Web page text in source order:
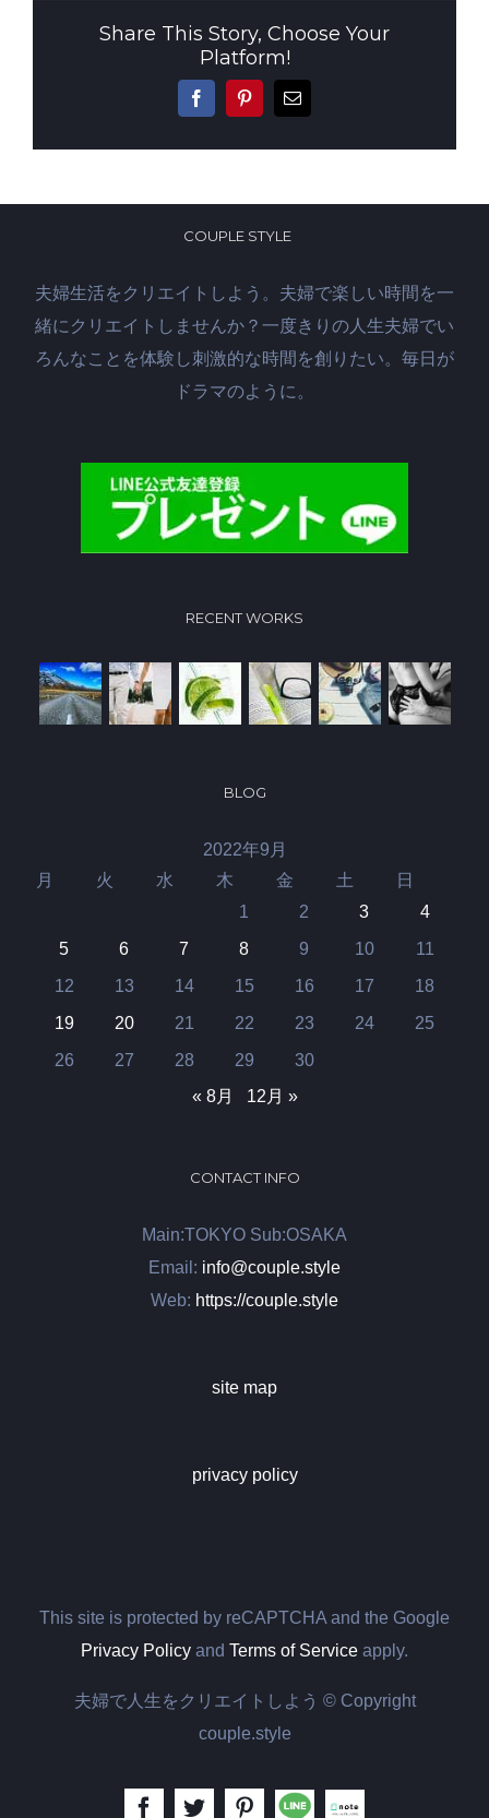
Share This Story, Choose Your
Platform!
FacebookPinterest電
子
ー
COUPLE STYLE
夫婦生活をクリエイトしよう。夫婦で楽しい時間を一
緒にクリエイトしませんか？一度きりの人生夫婦でい
ろんなことを体験し刺激的な時間を創りたい。毎日が
ドラマのように。
RECENT WORKS
BLOG
2022年9月
月 火 水 木 金 土 日
1 2 3
4
5
6 7 8 9 10
11
12
13 14 15 16 17
18
19
20 21 22 23 24
25
26
27 28 29
30
« 8月
12月 »
CONTACT INFO
Main:TOKYO Sub:OSAKA
Email: info@couple.style
Web: https://couple.style
site map
privacy policy
This site is protected by reCAPTCHA and the Google
Privacy Policy and Terms of Service apply.
夫婦で人生をクリエイトしよう © Copyright
couple.style
Facebook
Twitter Pinterest
LINE Note